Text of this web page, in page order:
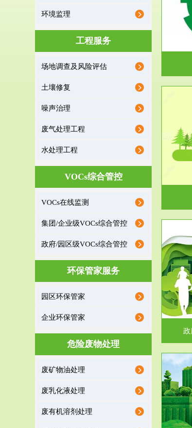
环境监理
工程服务
场地调查及风险评估
土壤修复
噪声治理
废气处理工程
水处理工程
VOCs综合管控
VOCs在线监测
集团/企业级VOCs综合管控
政府/园区级VOCs综合管控
环保管家服务
园区环保管家
企业环保管家
危险废物处理
废矿物油处理
废乳化液处理
废有机溶剂处理
业事业单位应当按照...
根据
收监管的重要辅助...
根据
政府/园区级VOCs综合管控服务
根据《石化行业挥发性有机物综合整治方案》文
政
受政
服务范围
噪声治理